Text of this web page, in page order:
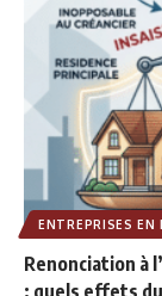
ENTREPRISES EN
Renonciation à
: quels effets